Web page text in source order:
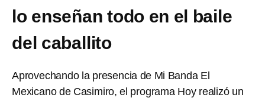
lo enseñan todo en el baile
del caballito
Aprovechando la presencia de Mi Banda El
Mexicano de Casimiro, el programa Hoy realizó un